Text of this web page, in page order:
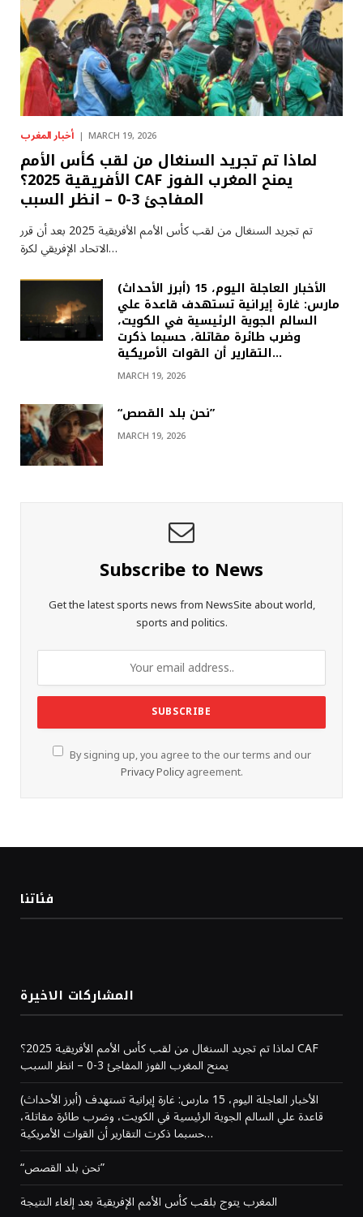
أخبار المغرب MARCH 19, 2026
لماذا تم تجريد السنغال من لقب كأس الأمم
الأفريقية 2025؟ CAF يمنح المغرب الفوز
المفاجئ 3-0 – انظر السبب
تم تجريد السنغال من لقب كأس الأمم الأفريقية 2025 بعد أن قرر
الاتحاد الإفريقي لكرة…
(أبرز الأحداث) الأخبار العاجلة اليوم، 15
مارس: غارة إيرانية تستهدف قاعدة علي
السالم الجوية الرئيسية في الكويت،
وضرب طائرة مقاتلة، حسبما ذكرت
التقارير أن القوات الأمريكية…
MARCH 19, 2026
“نحن بلد القصص”
MARCH 19, 2026
Subscribe to News
Get the latest sports news from NewsSite about world,
sports and politics.
By signing up, you agree to the our terms and our
Privacy Policyagreement.
فئاتنا
المشاركات الاخيرة
لماذا تم تجريد السنغال من لقب كأس الأمم الأفريقية 2025؟ CAF
يمنح المغرب الفوز المفاجئ 3-0 – انظر السبب
(أبرز الأحداث) الأخبار العاجلة اليوم، 15 مارس: غارة إيرانية تستهدف
قاعدة علي السالم الجوية الرئيسية في الكويت، وضرب طائرة مقاتلة،
حسبما ذكرت التقارير أن القوات الأمريكية…
“نحن بلد القصص”
المغرب يتوج بلقب كأس الأمم الإفريقية بعد إلغاء النتيجة